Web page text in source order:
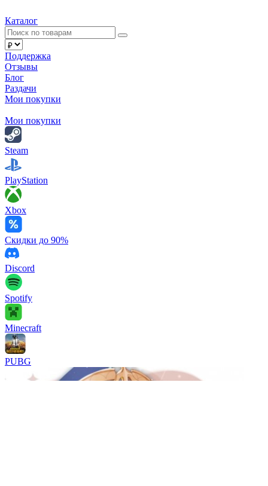
Каталог
Поддержка
Отзывы
Блог
Раздачи
Мои покупки
Мои покупки
Steam
PlayStation
Xbox
Скидки до 90%
Discord
Spotify
Minecraft
PUBG